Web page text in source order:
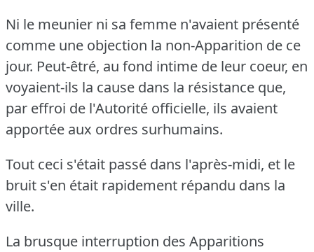
Ni le meunier ni sa femme n'avaient présenté
comme une objection la non-Apparition de ce
jour. Peut-êtré, au fond intime de leur coeur, en
voyaient-ils la cause dans la résistance que,
par effroi de l'Autorité officielle, ils avaient
apportée aux ordres surhumains.
Tout ceci s'était passé dans l'après-midi, et le
bruit s'en était rapidement répandu dans la
ville.
La brusque interruption des Apparitions